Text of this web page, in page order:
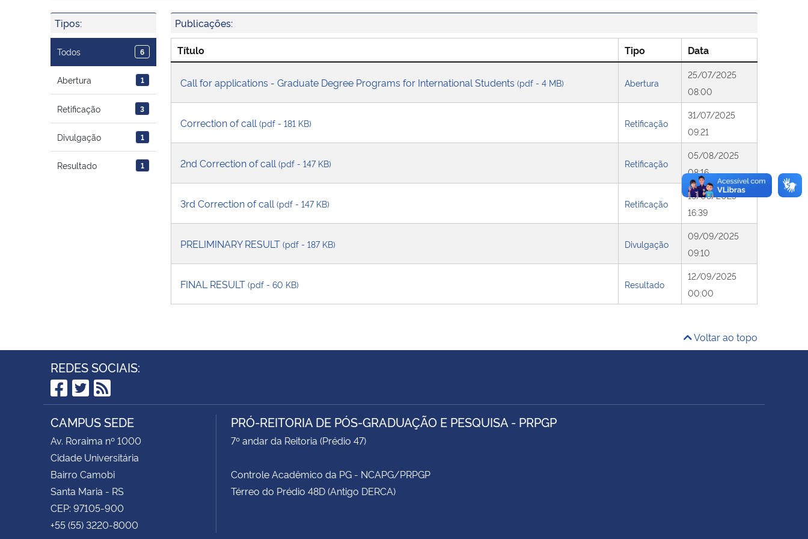
Tipos:
Todos 6
Abertura 1
Retificação 3
Divulgação 1
Resultado 1
Publicações:
Título Tipo Data
Call for applications - Graduate Degree Programs for International Students (pdf - 4 MB) Abertura
25/07/2025
08:00
Correction of call (pdf - 181 KB) Retificação
31/07/2025
09:21
2nd Correction of call (pdf - 147 KB) Retificação
05/08/2025
08:16
3rd Correction of call (pdf - 147 KB) Retificação
13/08/2025
16:39
PRELIMINARY RESULT (pdf - 187 KB) Divulgação
09/09/2025
09:10
FINAL RESULT (pdf - 60 KB) Resultado
12/09/2025
00:00
Voltar ao topo
REDES SOCIAIS:
Facebook
Twitter
RSS
CAMPUS SEDE
Av. Roraima nº 1000
Cidade Universitária
Bairro Camobi
Santa Maria - RS
CEP: 97105-900
+55 (55) 3220-8000
PRÓ-REITORIA DE PÓS-GRADUAÇÃO E PESQUISA - PRPGP
7º andar da Reitoria (Prédio 47)
Controle Acadêmico da PG - NCAPG/PRPGP
Térreo do Prédio 48D (Antigo DERCA)